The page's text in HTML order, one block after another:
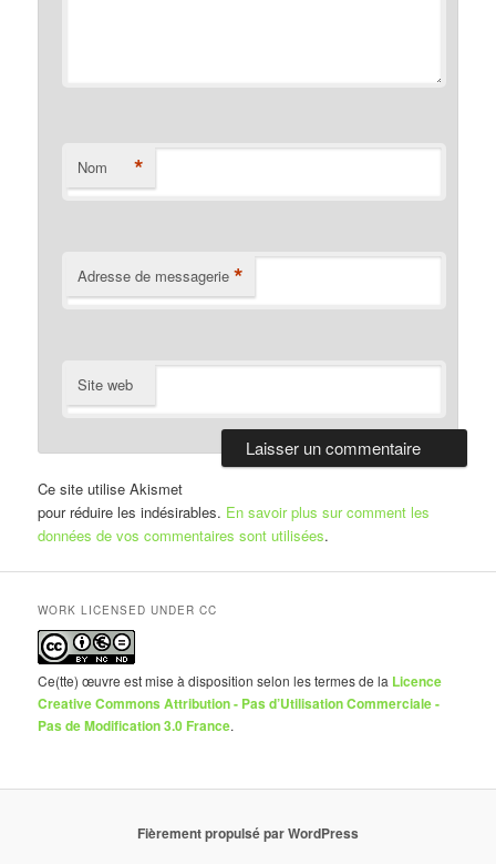
Nom *
Adresse de messagerie *
Site web
Ce site utilise Akismet
pour réduire les indésirables. En savoir plus sur comment les
données de vos commentaires sont utilisées.
WORK LICENSED UNDER CC
Ce(tte) œuvre est mise à disposition selon les termes de la Licence
Creative Commons Attribution - Pas d’Utilisation Commerciale -
Pas de Modification 3.0 France.
Fièrement propulsé par WordPress